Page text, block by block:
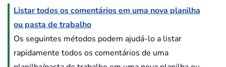
Listar todos os comentários em uma nova planilha
ou pasta de trabalho
Os seguintes métodos podem ajudá-lo a listar
rapidamente todos os comentários de uma